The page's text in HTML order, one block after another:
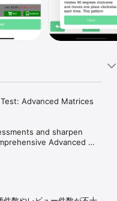
Advanced Matrices
and sharpen
Advanced